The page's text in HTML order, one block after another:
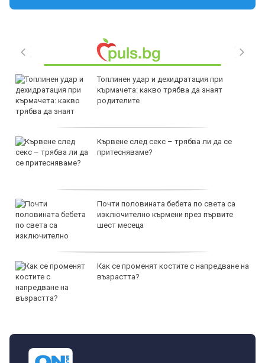
Топлинен удар и дехидратация при
кърмачета: какво трябва да знаят
родителите
Кървене след секс – трябва ли да се
притесняваме?
Почти половината бебета по света са
изключително кърмени през първите
шест месеца
Как се променят костите с напредване на
възрастта?